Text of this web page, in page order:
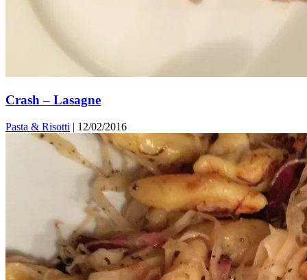
Crash – Lasagne
Pasta & Risotti | 12/02/2016